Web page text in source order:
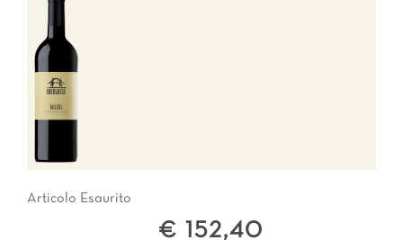
Articolo Esaurito
€ 152,40